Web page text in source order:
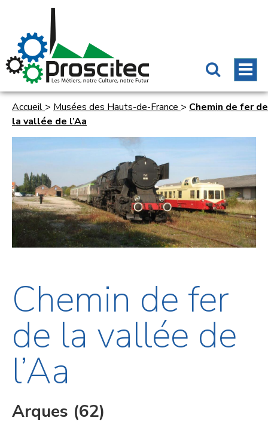
Accueil > Musées des Hauts-de-France > Chemin de fer de
la vallée de l’Aa
Chemin de fer
de la vallée de
l’Aa
Arques (62)